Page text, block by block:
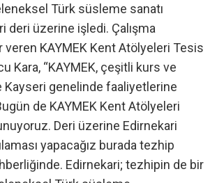
Türk süsleme sanatı
deri üzerine işledi. Çalışma
veren KAYMEK Kent Atölyeleri Tesis
Kara, “KAYMEK, çeşitli kurs ve
Kayseri genelinde faaliyetlerine
de KAYMEK Kent Atölyeleri
Deri üzerine Edirnekari
yapacağız burada tezhip
Edirnekari; tezhipin de bir